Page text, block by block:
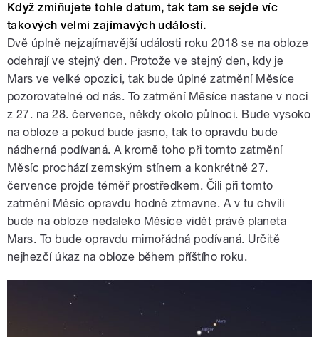
Když zmiňujete tohle datum, tak tam se sejde víc
takových velmi zajímavých událostí.
Dvě úplně nejzajímavější události roku 2018 se na obloze
odehrají ve stejný den. Protože ve stejný den, kdy je
Mars ve velké opozici, tak bude úplné zatmění Měsíce
pozorovatelné od nás. To zatmění Měsíce nastane v noci
z 27. na 28. července, někdy okolo půlnoci. Bude vysoko
na obloze a pokud bude jasno, tak to opravdu bude
nádherná podívaná. A kromě toho při tomto zatmění
Měsíc prochází zemským stínem a konkrétně 27.
července projde téměř prostředkem. Čili při tomto
zatmění Měsíc opravdu hodně ztmavne. A v tu chvíli
bude na obloze nedaleko Měsíce vidět právě planeta
Mars. To bude opravdu mimořádná podívaná. Určitě
nejhezčí úkaz na obloze během příštího roku.